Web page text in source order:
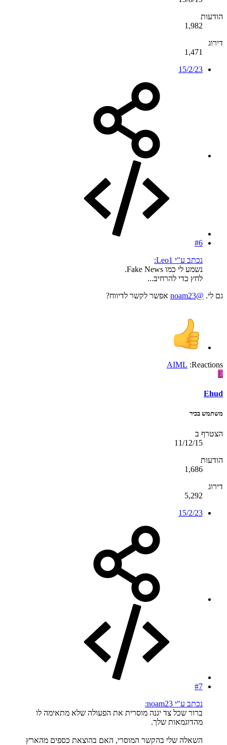
הודעות
1,982
דירוג
1,471
15/2/23
#6
נכתב ע"י Leo1:
נשמע לי כמו Fake News.
לחץ כדי להרחיב...
גם לי. @noam23 אפשר לקשר לדיווח?
Reactions:
AIML
E
Ehud
משתמש בכיר
הצטרף ב
11/12/15
הודעות
1,686
דירוג
5,292
15/2/23
#7
נכתב ע"י noam23:
ברור שכל צד יגנה מוסרית את הפעולה שלא מתאימה לו
מהדוגמאות שלך.
השאלה שלי בהקשר המוסרי, האם בהוצאת כספים מהארץ